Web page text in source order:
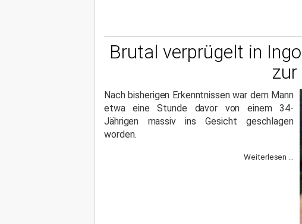
Brutal verprügelt in
Nach bisherigen Erkenntnissen war dem Mann
etwa eine Stunde davor von einem 34-
Jährigen massiv ins Gesicht geschlagen
worden.
Weiterlesen ...